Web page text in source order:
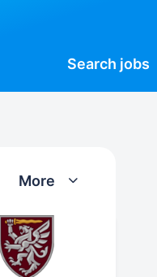
Search jobs
More